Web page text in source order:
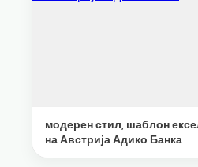
модерен стил, шаблон
на Австрија Адико Банка